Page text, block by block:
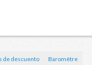
de descuento Baromètre